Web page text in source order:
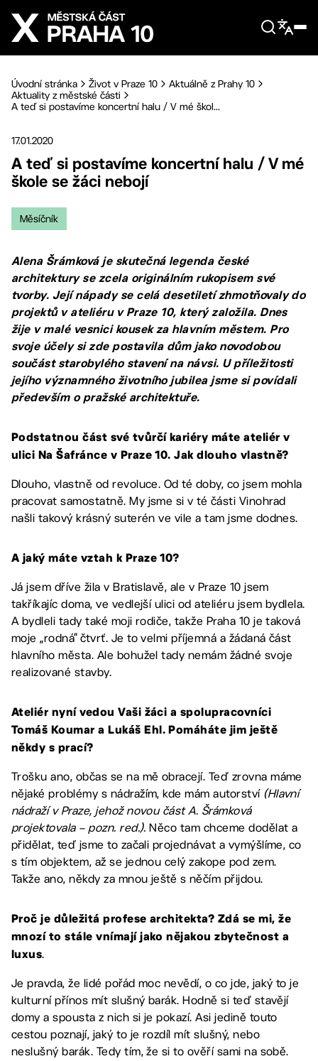
Přejít na hlavní obsah
Úvodní stránka Život v Praze 10
Aktuálně z Prahy 10
Aktuality z městské části
A teď si postavíme koncertní halu / V mé škol...
17.01.2020
A teď si postavíme koncertní halu / V mé
škole se žáci nebojí
Měsíčník
Alena Šrámková je skutečná legenda české
architektury se zcela originálním rukopisem své
tvorby. Její nápady se celá desetiletí zhmotňovaly do
projektů v ateliéru v Praze 10, který založila. Dnes
žije v malé vesnici kousek za hlavním městem. Pro
svoje účely si zde postavila dům jako novodobou
součást starobylého stavení na návsi. U příležitosti
jejího významného životního jubilea jsme si povídali
především o pražské architektuře.
Podstatnou část své tvůrčí kariéry máte ateliér v
ulici Na Šafránce v Praze 10. Jak dlouho vlastně?
Dlouho, vlastně od revoluce. Od té doby, co jsem mohla
pracovat samostatně. My jsme si v té části Vinohrad
našli takový krásný suterén ve vile a tam jsme dodnes.
A jaký máte vztah k Praze 10?
Já jsem dříve žila v Bratislavě, ale v Praze 10 jsem
takříkajíc doma, ve vedlejší ulici od ateliéru jsem bydlela.
A bydleli tady také moji rodiče, takže Praha 10 je taková
moje „rodná“ čtvrť. Je to velmi příjemná a žádaná část
hlavního města. Ale bohužel tady nemám žádné svoje
realizované stavby.
Ateliér nyní vedou Vaši žáci a spolupracovníci
Tomáš Koumar a Lukáš Ehl. Pomáháte jim ještě
někdy s prací?
Trošku ano, občas se na mě obracejí. Teď zrovna máme
nějaké problémy s nádražím, kde mám autorství (Hlavní
nádraží v Praze, jehož novou část A. Šrámková
projektovala – pozn. red.).Něco tam chceme dodělat a
přidělat, teď jsme to začali projednávat a vymýšlíme, co
s tím objektem, až se jednou celý zakope pod zem.
Takže ano, někdy za mnou ještě s něčím přijdou.
Proč je důležitá profese architekta? Zdá se mi, že
mnozí to stále vnímají jako nějakou zbytečnost a
luxus.
Je pravda, že lidé pořád moc nevědí, o co jde, jaký to je
kulturní přínos mít slušný barák. Hodně si teď stavějí
domy a spousta z nich si je pokazí. Asi jedině touto
cestou poznají, jaký to je rozdíl mít slušný, nebo
neslušný barák. Tedy tím, že si to ověří sami na sobě.